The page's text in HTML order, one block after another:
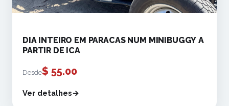
DIA INTEIRO EM PARACAS NUM MINIBUGGY A
PARTIR DE ICA
Desde$ 55.00
Ver detalhes